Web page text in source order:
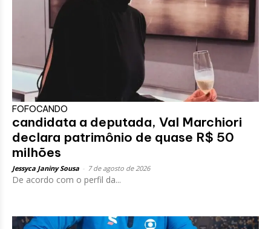
FOFOCANDO
candidata a deputada, Val Marchiori
declara patrimônio de quase R$ 50
milhões
Jessyca Janiny Sousa 7 de agosto de 2026
De acordo com o perfil da...